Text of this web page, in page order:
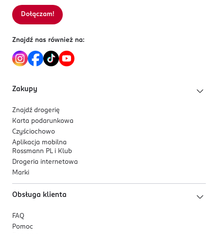
Dołączam!
Znajdź nas również na:
Zakupy
Znajdź drogerię
Karta podarunkowa
Czyściochowo
Aplikacja mobilna
Rossmann PL i Klub
Drogeria internetowa
Marki
Obsługa klienta
FAQ
Pomoc